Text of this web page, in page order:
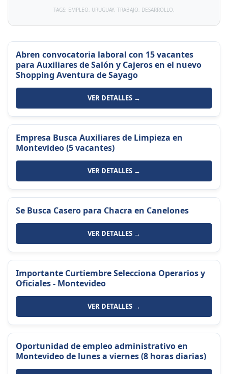
TAGS: EMPLEO, URUGUAY, TRABAJO, DESARROLLO.
Abren convocatoria laboral con 15 vacantes
para Auxiliares de Salón y Cajeros en el nuevo
Shopping Aventura de Sayago
VER DETALLES →
Empresa Busca Auxiliares de Limpieza en
Montevideo (5 vacantes)
VER DETALLES →
Se Busca Casero para Chacra en Canelones
VER DETALLES →
Importante Curtiembre Selecciona Operarios y
Oficiales - Montevideo
VER DETALLES →
Oportunidad de empleo administrativo en
Montevideo de lunes a viernes (8 horas diarias)